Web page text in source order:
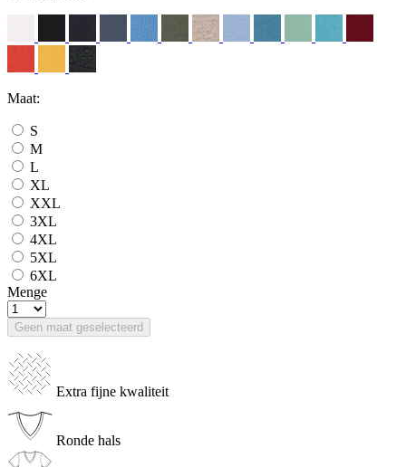
Maat:
S
M
L
XL
XXL
3XL
4XL
5XL
6XL
Menge
Geen maat geselecteerd
Extra fijne kwaliteit
Ronde hals